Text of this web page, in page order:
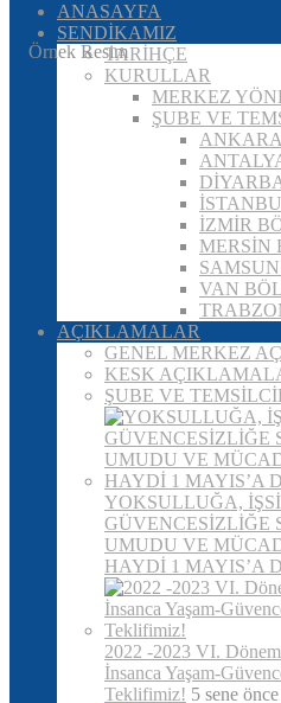
ANASAYFA
SENDİKAMIZ
TARİHÇE
KURULLAR
MERKEZ
ŞUBE VE
İZMİR
MERSİN
VAN
AÇIKLAMALAR
GENEL MERKEZ
KESK
ŞUBE VE
YOKSULLUĞA,
GÜVENCESİZLİĞE
UMUDU VE
HAYDİ 1 MAYIS’A
2022 -2023 VI.
İnsanca Yaşam-
Teklifimiz! 5 sene önce